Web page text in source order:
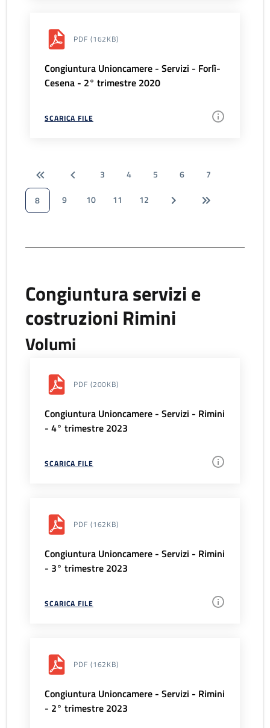
PDF (162KB)
Congiuntura Unioncamere - Servizi - Forlì-
Cesena - 2° trimestre 2020
SCARICA FILE
3 4 5 6
7
8
9 10 11 12
Congiuntura servizi e
costruzioni Rimini
Volumi
PDF (200KB)
Congiuntura Unioncamere - Servizi - Rimini
- 4° trimestre 2023
SCARICA FILE
PDF (162KB)
Congiuntura Unioncamere - Servizi - Rimini
- 3° trimestre 2023
SCARICA FILE
PDF (162KB)
Congiuntura Unioncamere - Servizi - Rimini
- 2° trimestre 2023